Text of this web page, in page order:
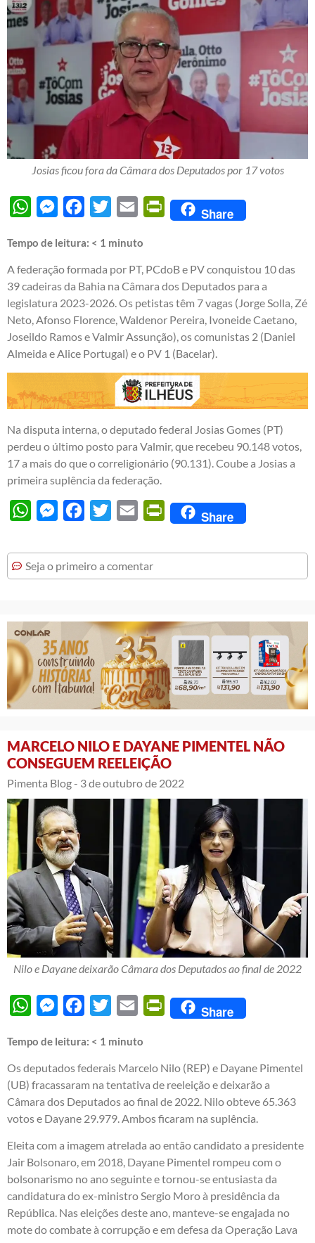
Josias ficou fora da Câmara dos Deputados por 17 votos
WhatsAppMessengerFacebook
Twitter Email PrintFriendly
Share
Tempo de leitura: < 1 minuto
A federação formada por PT, PCdoB e PV conquistou 10 das
39 cadeiras da Bahia na Câmara dos Deputados para a
legislatura 2023-2026. Os petistas têm 7 vagas (Jorge Solla, Zé
Neto, Afonso Florence, Waldenor Pereira, Ivoneide Caetano,
Joseildo Ramos e Valmir Assunção), os comunistas 2 (Daniel
Almeida e Alice Portugal) e o PV 1 (Bacelar).
Na disputa interna, o deputado federal Josias Gomes (PT)
perdeu o último posto para Valmir, que recebeu 90.148 votos,
17 a mais do que o correligionário (90.131). Coube a Josias a
primeira suplência da federação.
WhatsAppMessengerFacebook
Twitter Email PrintFriendly
Share
Seja o primeiro a comentar
MARCELO NILO E DAYANE PIMENTEL NÃO
CONSEGUEM REELEIÇÃO
Pimenta Blog - 3 de outubro de 2022
Nilo e Dayane deixarão Câmara dos Deputados ao final de 2022
WhatsAppMessengerFacebook
Twitter Email PrintFriendly
Share
Tempo de leitura: < 1 minuto
Os deputados federais Marcelo Nilo (REP) e Dayane Pimentel
(UB) fracassaram na tentativa de reeleição e deixarão a
Câmara dos Deputados ao final de 2022. Nilo obteve 65.363
votos e Dayane 29.979. Ambos ficaram na suplência.
Eleita com a imagem atrelada ao então candidato a presidente
Jair Bolsonaro, em 2018, Dayane Pimentel rompeu com o
bolsonarismo no ano seguinte e tornou-se entusiasta da
candidatura do ex-ministro Sergio Moro à presidência da
República. Nas eleições deste ano, manteve-se engajada no
mote do combate à corrupção e em defesa da Operação Lava